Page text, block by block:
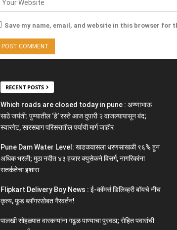
Save my name, email, and website in this browser for
RECENT POSTS
Which roads are closed today in pune : अण्णाभाऊ
साठे जयंती: पुण्यातील ‘हे’ रस्ते आज दुपारी २ वाजल्यापासून बंद;
स्वारगेट, सारसबाग परिसरातील पर्यायी मार्ग जाहीर
Pune Dam Water Level: खडकवासला धरणसाखळी ९६% हून
अधिक भरली; मुठा नदीत ४३ हजार क्युसेकने विसर्ग, नागरिकांना
सतर्कतेचा इशारा
Flipkart Delivery Boy News : ई-कॉमर्स डिलिव्हरी बॉयचे नीच
कृत्य, फूड ब्लॉगरसोबत गैरवर्तन!
पालखी सोहळ्यात वारकऱ्यांना गढूळ पाण्याचा पुरवठा; रोहित पवारांची